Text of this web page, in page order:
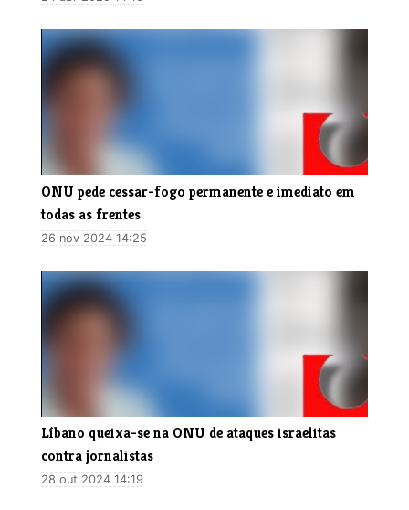
ONU pede cessar-fogo permanente e imediato em
todas as frentes
26 nov 2024 14:25
Líbano queixa-se na ONU de ataques israelitas
contra jornalistas
28 out 2024 14:19